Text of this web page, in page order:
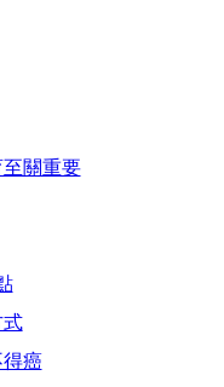
關重要
癌